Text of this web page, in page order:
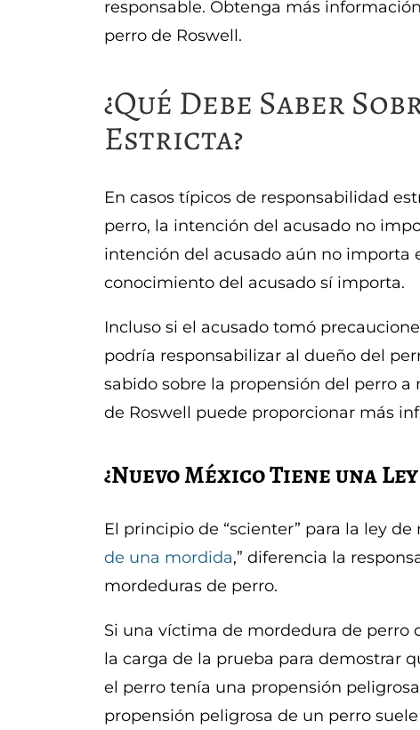
responsable. Obtenga más
perro de Roswell.
¿Qué Debe Saber
Estricta?
En casos típicos de responsabilidad
perro, la intención del acusado no
intención del acusado aún no importa
conocimiento del acusado sí importa.
Incluso si el acusado tomó
podría responsabilizar al dueño del
sabido sobre la propensión del perro
de Roswell puede proporcionar más
¿Nuevo México Tiene una
El principio de “scienter” para la ley
de una mordida,” diferencia la
mordeduras de perro.
Si una víctima de mordedura de
la carga de la prueba para demostrar
el perro tenía una propensión
propensión peligrosa de un perro